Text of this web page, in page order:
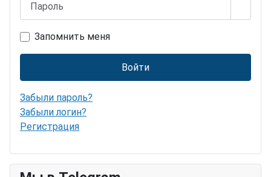
Запомнить меня
Войти
Забыли пароль?
Забыли логин?
Регистрация